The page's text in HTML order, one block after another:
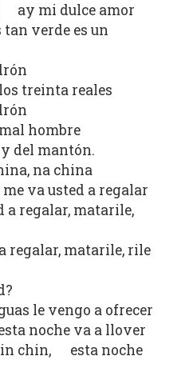
ay mi dulce amor
tan verde es un
treinta reales
hombre
del mantón.
na china
va usted a regalar
a regalar, matarile,
regalar, matarile, rile
le vengo a ofrecer
noche va a llover
chin, esta noche